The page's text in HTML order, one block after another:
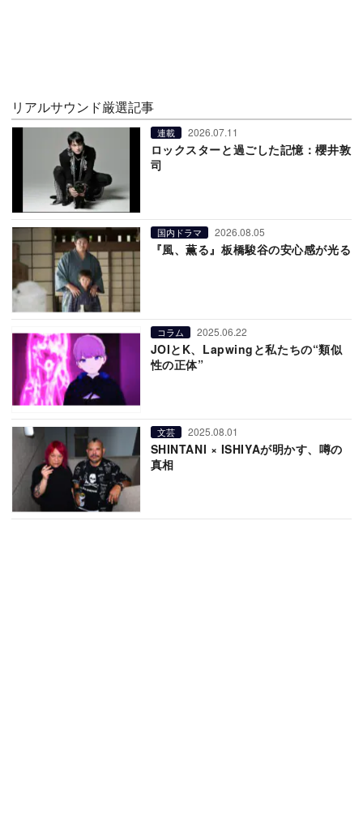
リアルサウンド厳選記事
連載 2026.07.11
ロックスターと過ごした記憶：櫻井敦
司
国内ドラマ 2026.08.05
『風、薫る』板橋駿谷の安心感が光る
コラム 2025.06.22
JOIとK、Lapwingと私たちの“類似
性の正体”
文芸 2025.08.01
SHINTANI × ISHIYAが明かす、噂の
真相